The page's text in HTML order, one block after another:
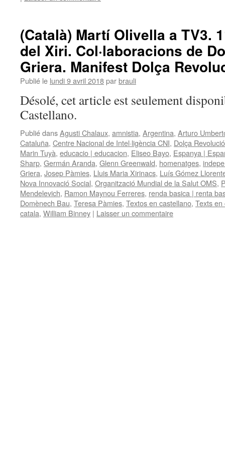
(Català) Martí Olivella a TV3.
del Xiri. Col·laboracions de
Griera. Manifest Dolça
Publié le lundi 9 avril 2018parbrauli
Désolé, cet article est seulement
Castellano.
Publié dansAgusti Chalaux, amnistia, Argentina, Arturo
Cataluña, Centre Nacional de Intel·ligència CNI, Dolça
Marin Tuyà, educacio | educacion, Eliseo Bayo, Espanya |
Sharp, Germán Aranda, Glenn Greenwald, homenatges,
Griera, Josep Pàmies, Lluis Maria Xirinacs, Luís Gómez
Nova Innovació Social, Organització Mundial de la Salut OMS,
Mendelevich, Ramon Maynou Ferreres, renda basica | renta
Domènech Bau, Teresa Pàmies, Textos en castellano, Texts en
catala, William Binney | Laisser un commentaire